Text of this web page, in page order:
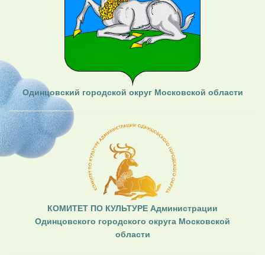
Одинцовский городской округ Московской области
КОМИТЕТ ПО КУЛЬТУРЕ Администрации
Одинцовского городского округа Московской
области